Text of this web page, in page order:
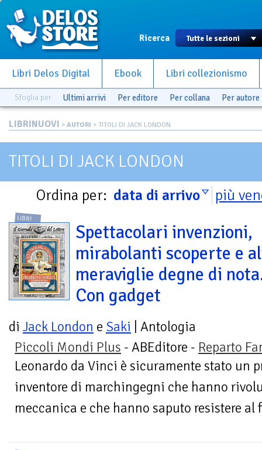
Ricerca
Libri Delos Digital Ebook Libri collezionismo
Sfoglia per Ultimi arrivi Per editore Per collana Per autore
LIBRINUOVI > AUTORI > TITOLI DI JACK LONDON
TITOLI DI JACK LONDON
Ordina per: data di arrivo più
LIBRI
Spettacolari invenzioni,
mirabolanti scoperte e
meraviglie degne di
Con gadget
di Jack London e Saki | Antologia
Piccoli Mondi Plus - ABEditore - Reparto
Leonardo da Vinci è sicuramente stato un
inventore di marchingegni che hanno
meccanica e che hanno saputo resistere